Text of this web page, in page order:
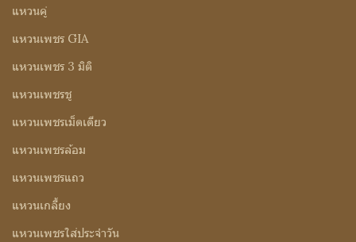
แหวนคู่
แหวนเพชร GIA
แหวนเพชร 3 มิติ
แหวนเพชรชู
แหวนเพชรเม็ดเดียว
แหวนเพชรล้อม
แหวนเพชรแถว
แหวนเกลี้ยง
แหวนเพชรใส่ประจำวัน